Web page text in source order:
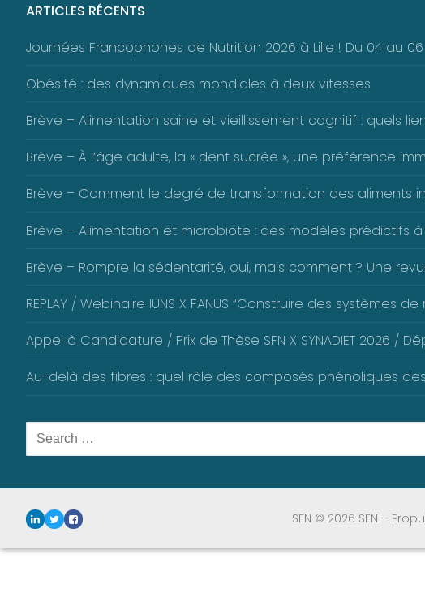
ARTICLES RÉCENTS
Journées Francophones de Nutrition 2026 à Lille ! Du 04 au
Obésité : des dynamiques mondiales à deux vitesses
Brève – Alimentation saine et vieillissement cognitif : quels
Brève – À l’âge adulte, la « dent sucrée », une préférence
Brève – Comment le degré de transformation des aliments
Brève – Alimentation et microbiote : des modèles prédictifs
Brève – Rompre la sédentarité, oui, mais comment ? Une
REPLAY / Webinaire IUNS X FANUS “Construire des
Appel à Candidature / Prix de Thèse SFN X SYNADIET 2026 /
Au-delà des fibres : quel rôle des composés phénoliques
Rechercher
:
SFN © 2026 SFN –